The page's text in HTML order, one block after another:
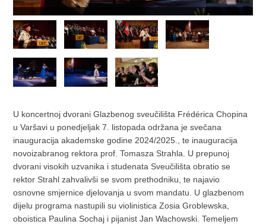
U koncertnoj dvorani Glazbenog sveučilišta Frédérica Chopina
u Varšavi u ponedjeljak 7. listopada održana je svečana
inauguracija akademske godine 2024/2025., te inauguracija
novoizabranog rektora prof. Tomasza Strahla. U prepunoj
dvorani visokih uzvanika i studenata Sveučilišta obratio se
rektor Strahl zahvalivši se svom prethodniku, te najavio
osnovne smjernice djelovanja u svom mandatu. U glazbenom
dijelu programa nastupili su violinistica Zosia Groblewska,
oboistica Paulina Sochaj i pijanist Jan Wachowski. Temeljem